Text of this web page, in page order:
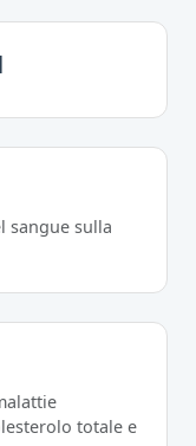
sangue sulla
totale e